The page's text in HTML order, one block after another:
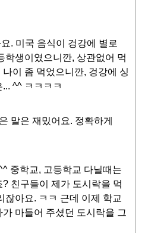
. 미국 음식이 겅강에 별로
학생이였으니깐, 상관없어 먹
이 좀 먹었으니깐, 겅강에 싱
^^ ㅋㅋㅋㅋ
말은 재밌어요. 정확하게
중학교, 고등학교 다닐때는
친구들이 제가 도시락을 먹
잖아요. ㅋㅋ 근데 이제 학교
마들어 주셨던 도시락을 그